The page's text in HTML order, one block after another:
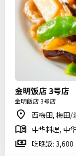
金明饭店 3号店
金明飯店 3号店
西梅田, 梅田/
中华料理, 中
吃晚饭: 3,600